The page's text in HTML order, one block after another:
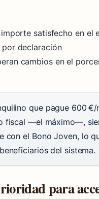
importe satisfecho en el
por declaración
cambios en el
que pague 600
fiscal —el máximo—,
con el Bono Joven, lo
del sistema.
para